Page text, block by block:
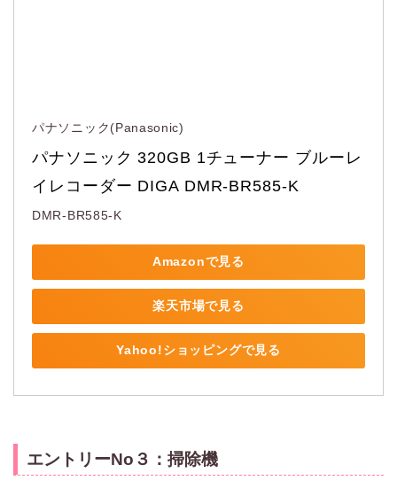
パナソニック(Panasonic)
パナソニック 320GB 1チューナー ブルーレ
イレコーダー DIGA DMR-BR585-K
DMR-BR585-K
Amazonで見る
楽天市場で見る
Yahoo!ショッピングで見る
エントリーNo３：掃除機